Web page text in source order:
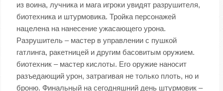
из воина, лучника и мага игроки увидят разрушителя,
биотехника и штурмовика. Тройка персонажей
нацелена на нанесение ужасающего урона.
Разрушитель – мастер в управлении с пушкой
гатлинга, ракетницей и другим басовитым оружием.
биотехник – мастер кислоты. Его оружие наносит
разъедающий урон, затрагивая не только плоть, но и
броню. Финальный на сегодняшний день штурмовик –